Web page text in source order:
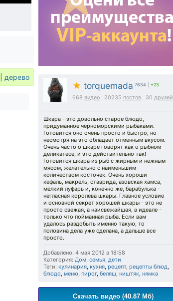
★ torquemada 7634 +23
668 видео 20235 постов 30 друзей
Шкара - это довольно старое блюдо,
придуманное черноморскими рыбаками.
Готовится оно очень просто и быстро, но
несмотря на это обладает отменным вкусом.
Очень часто о шкаре говорят как о рыбном
деликатесе, и это действительно так!
Готовится шкара из рыб с жирным и нежным
мясом, желательно с наименьшим
количеством косточек. Очень хороши
кефаль, макрель, ставрида, азовская хамса,
мелкий луфарь и, конечно же, барабулька -
негласная королева шкары. Главное условие
и основной секрет хорошей шкары - это не
просто свежая, а наисвежайшая, в идеале -
только что пойманная рыба. Если вам
удалось раздобыть именно такую, то
половина дела уже сделана, а дальше все
просто.
Добавлено: 4 мая 2012 в 18:58
Категория: Дом, семья, дети
Теги: кулинария, кухня, рецепт, рецепты блюд,
блюдо, меню, пирог, беляш, ништяк, нямка
Скачать видео (40.87 Мб)
дерево